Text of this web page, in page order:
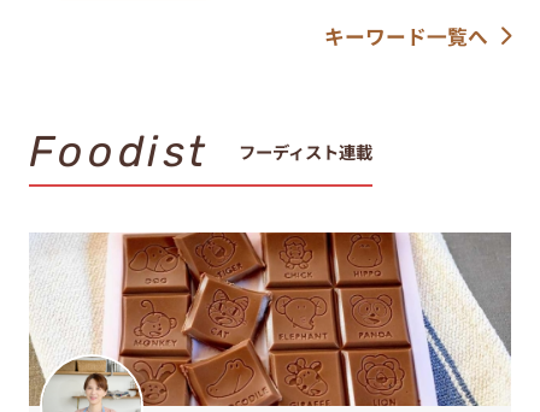
キーワード一覧へ
Foodist フーディスト連載